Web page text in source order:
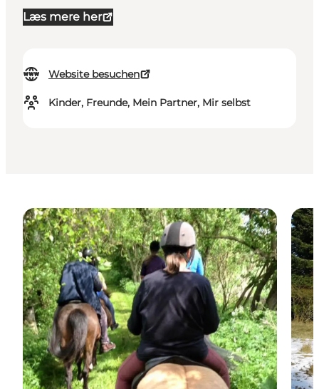
Læs mere her
Website besuchen
Kinder, Freunde, Mein Partner, Mir selbst